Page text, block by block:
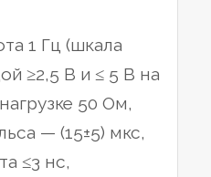
1 Гц (шкала
≥2,5 В и ≤ 5 В на
50 Ом,
— (15±5) мкс,
≤3 нс,